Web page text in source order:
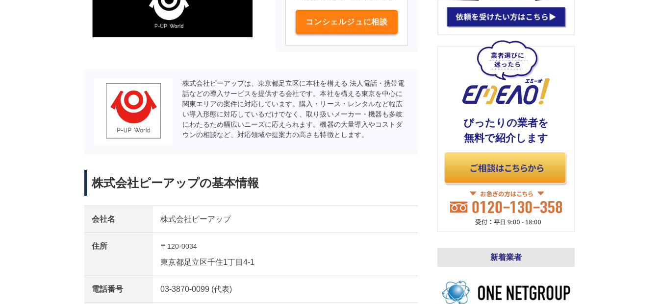
コンシェルジュに相談
株式会社ピーアップは、東京都足立区に本社を構える 法人電話・携帯電
話などの導入サービスを提供する会社です。本社を構える東京を中心に
関東エリアの案件に対応しています。購入・リース・レンタルなど幅広
い導入形態に対応しているだけでなく、取り扱いメーカー・機器も多岐
にわたるため幅広いニーズに応えられます。機器の大量導入やコストダ
ウンの相談など、対応領域や提案力の高さも特徴とします。
株式会社ピーアップの基本情報
会社名 株式会社ピーアップ
住所 〒120-0034
東京都足立区千住1丁目4-1
電話番号 03-3870-0099 (代表)
ぴったりの業者を
無料で紹介します
新着業者